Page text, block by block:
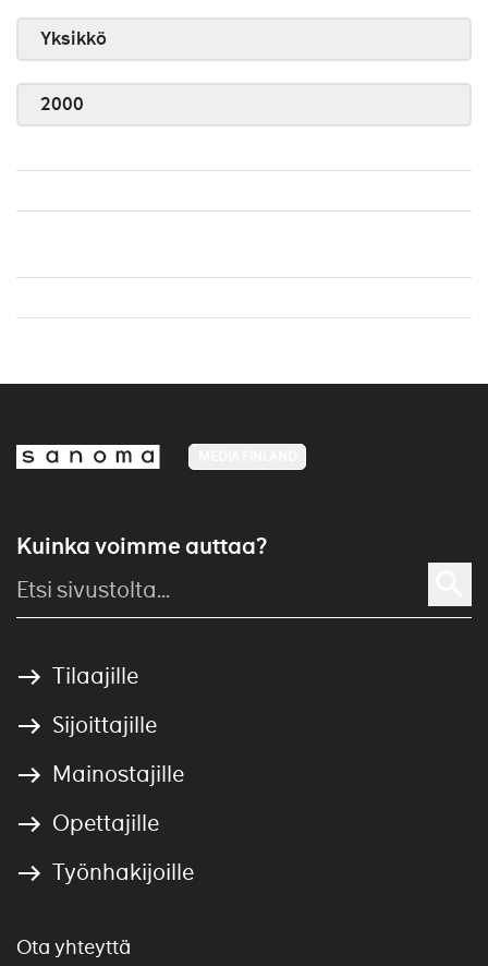
Yksikkö
2000
Kuinka voimme auttaa?
Tilaajille
Sijoittajille
Mainostajille
Opettajille
Työnhakijoille
Ota yhteyttä